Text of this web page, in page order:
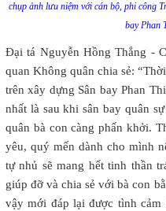
chụp ảnh lưu niệm với cán bộ, phi công
bay Phan
Đại tá Nguyễn Hồng Thắng -
quan Không quân chia sẻ:
trên xây dựng Sân bay Phan
nhất là sau khi sân bay quân
quân bà con càng phấn khởi.
yêu, quý mến dành cho mình
tự nhủ sẽ mang hết tinh thần
giúp đỡ và chia sẻ với bà con
vậy mới đáp lại được tình